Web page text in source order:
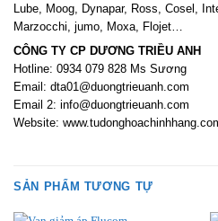
Lube, Moog, Dynapar, Ross, Cosel,
Marzocchi, jumo, Moxa, Flojet…
CÔNG TY CP DƯƠNG TRIỀU ANH
Hotline: 0934 079 828 Ms Sương
Email: dta01@duongtrieuanh.com
Email 2: info@duongtrieuanh.com
Website:
SẢN PHẨM TƯƠNG TỰ